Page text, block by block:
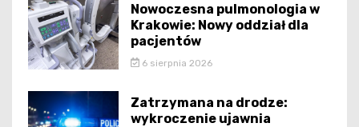
Nowoczesna pulmonologia w
Krakowie: Nowy oddział dla
pacjentów
6 sierpnia 2026
Zatrzymana na drodze:
wykroczenie ujawnia